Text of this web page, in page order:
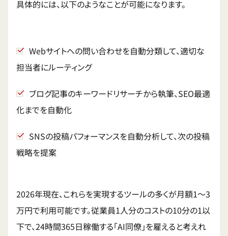
具体的には、以下のようなことが可能になります。
Webサイトへの問い合わせを自動分類して、適切な
担当者にルーティング
ブログ記事のキーワードリサーチから執筆、SEO最適
化までを自動化
SNSの投稿パフォーマンスを自動分析して、次の投稿
戦略を提案
2026年現在、これらを実現するツールの多くが月額1〜3
万円で利用可能です。従業員1人分のコストの10分の1以
下で、24時間365日稼働する「AI同僚」を雇えると考えれ